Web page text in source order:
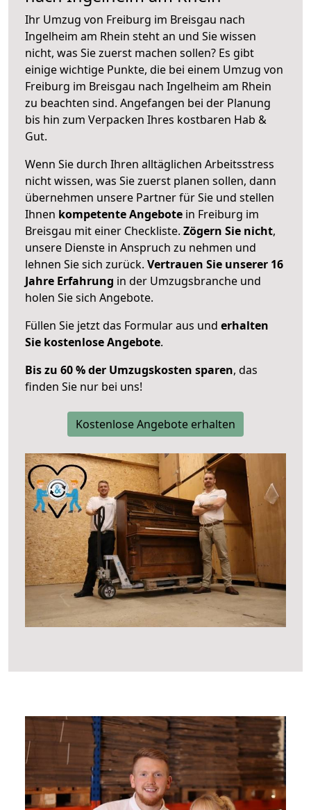
Ihr Umzug von Freiburg im Breisgau nach
Ingelheim am Rhein steht an und Sie wissen
nicht, was Sie zuerst machen sollen? Es gibt
einige wichtige Punkte, die bei einem Umzug von
Freiburg im Breisgau nach Ingelheim am Rhein
zu beachten sind. Angefangen bei der Planung
bis hin zum Verpacken Ihres kostbaren Hab &
Gut.
Wenn Sie durch Ihren alltäglichen Arbeitsstress
nicht wissen, was Sie zuerst planen sollen, dann
übernehmen unsere Partner für Sie und stellen
Ihnen kompetente Angebote in Freiburg im
Breisgau mit einer Checkliste. Zögern Sie nicht,
unsere Dienste in Anspruch zu nehmen und
lehnen Sie sich zurück. Vertrauen Sie unserer 16
Jahre Erfahrung in der Umzugsbranche und
holen Sie sich Angebote.
Füllen Sie jetzt das Formular aus und erhalten
Sie kostenlose Angebote.
Bis zu 60 % der Umzugskosten sparen, das
finden Sie nur bei uns!
Kostenlose Angebote erhalten